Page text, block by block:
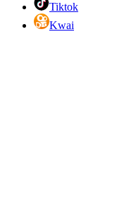
Tiktok
Kwai